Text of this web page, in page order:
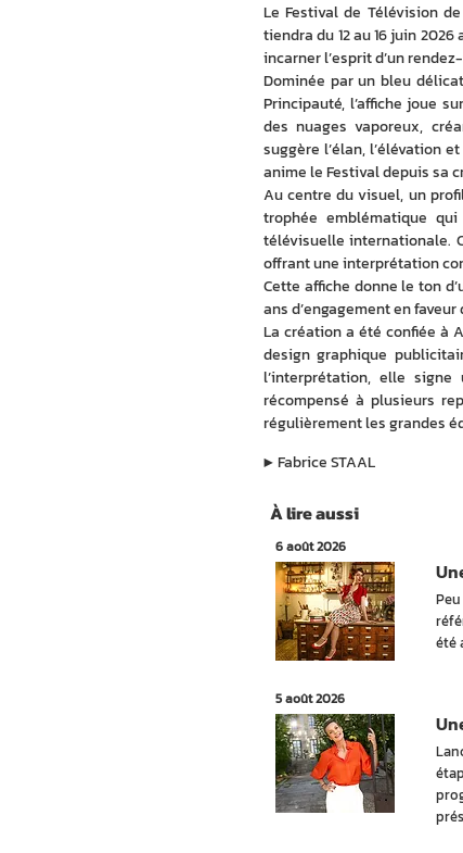
Le Festival de Télévision
tiendra du 12 au 16 juin
incarner l’esprit d’un
Dominée par un bleu
Principauté, l’affiche joue
des nuages vaporeux,
suggère l’élan, l’élévation
anime le Festival depuis sa
Au centre du visuel, un
trophée emblématique
télévisuelle internationale.
offrant une interprétation
Cette affiche donne le ton
ans d’engagement en
La création a été confiée à
design graphique
l’interprétation, elle
récompensé à plusieurs
régulièrement les grandes
Fabrice STAAL
▶︎
À lire aussi
6 août 2026
été
5 août 2026